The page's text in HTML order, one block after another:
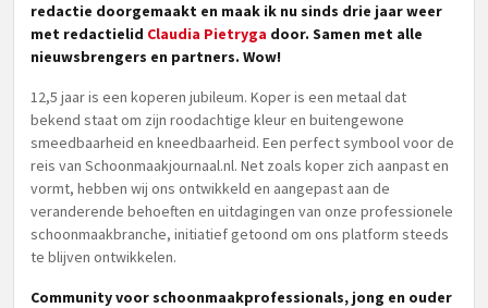
redactie doorgemaakt en maak ik nu sinds drie jaar weer
met redactielid Claudia Pietryga door. Samen met alle
nieuwsbrengers en partners. Wow!
12,5 jaar is een koperen jubileum. Koper is een metaal dat
bekend staat om zijn roodachtige kleur en buitengewone
smeedbaarheid en kneedbaarheid. Een perfect symbool voor de
reis van Schoonmaakjournaal.nl. Net zoals koper zich aanpast en
vormt, hebben wij ons ontwikkeld en aangepast aan de
veranderende behoeften en uitdagingen van onze professionele
schoonmaakbranche, initiatief getoond om ons platform steeds
te blijven ontwikkelen.
Community voor schoonmaakprofessionals, jong en ouder